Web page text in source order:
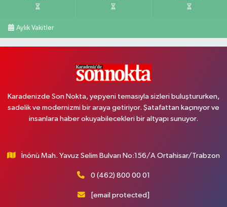
Aylık Vakitler
Karadenizde Son Nokta, yepyeni temasıyla sizleri buluştururken,
sadelik ve modernizmi bir araya getiriyor. Şatafattan kaçınıyor ve
insanlara haber okuyabilecekleri bir altyapı sunuyor.
İnönü Mah. Yavuz Selim Bulvarı No:156/A Ortahisar/Trabzon
0 (462) 800 00 01
[email protected]